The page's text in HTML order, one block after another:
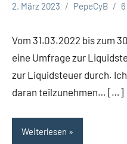
2. März 2023
PepeCyB
Vom 31.03.2022 bis zum
eine Umfrage zur
zur Liquidsteuer durch.
daran teilzunehmen… […]
Weiterlesen